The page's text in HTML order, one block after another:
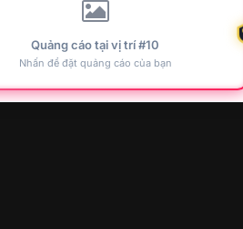
Quảng cáo tại vị trí #10
Nhấn để đặt quảng cáo của bạn